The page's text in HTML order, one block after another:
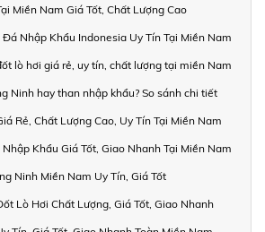
Miền Nam Giá Tốt, Chất Lượng Cao
Nhập Khẩu Indonesia Uy Tín Tại Miền Nam
lò hơi giá rẻ, uy tín, chất lượng tại miền Nam
Ninh hay than nhập khẩu? So sánh chi tiết
Rẻ, Chất Lượng Cao, Uy Tín Tại Miền Nam
Khẩu Giá Tốt, Giao Nhanh Tại Miền Nam
Ninh Miền Nam Uy Tín, Giá Tốt
Lò Hơi Chất Lượng, Giá Tốt, Giao Nhanh